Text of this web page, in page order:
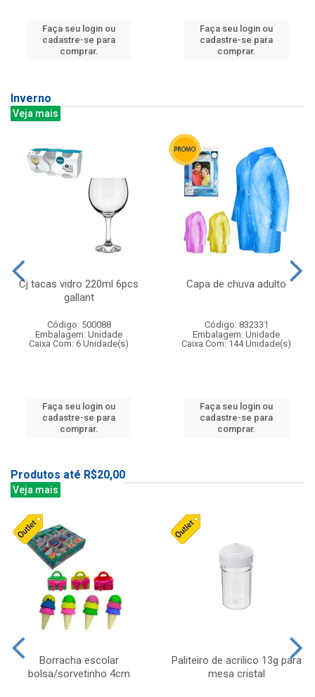
Faça seu login ou
cadastre-se para
comprar.
Faça seu login ou
cadastre-se para
comprar.
Inverno
Veja mais
Cj tacas vidro 220ml 6pcs
gallant
Código: 500088
Embalagem: Unidade
Caixa Com: 6 Unidade(s)
Faça seu login ou
cadastre-se para
comprar.
Capa de chuva adulto
Código: 832331
Embalagem: Unidade
Caixa Com: 144 Unidade(s)
Faça seu login ou
cadastre-se para
comprar.
Produtos até R$20,00
Veja mais
Borracha escolar
bolsa/sorvetinho 4cm
Paliteiro de acrilico 13g para
mesa cristal